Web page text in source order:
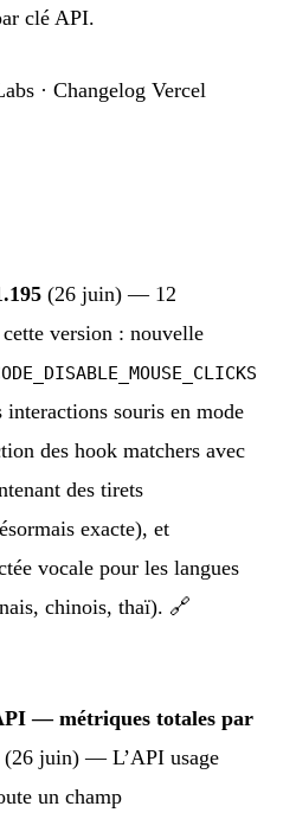
clé API.
· Changelog Vercel
(26 juin) — 12
cette version : nouvelle
interactions souris en mode
des hook matchers avec
des tirets
exacte), et
vocale pour les langues
chinois, thaï). 🔗
— métriques totales par
(26 juin) — L’API usage
un champ